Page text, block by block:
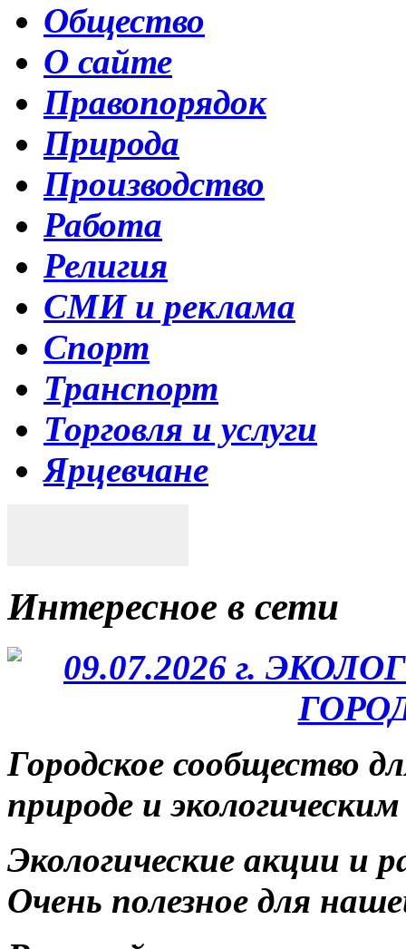
Общество
О сайте
Правопорядок
Природа
Производство
Работа
Религия
СМИ и реклама
Спорт
Транспорт
Торговля и услуги
Ярцевчане
Интересное в сети
Городское сообщество
природе и
Экологические акции и
Очень полезное для